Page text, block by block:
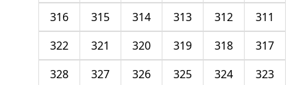
311
312
313
314
315
316
317
318
319
320
321
322
323
324
325
326
327
328